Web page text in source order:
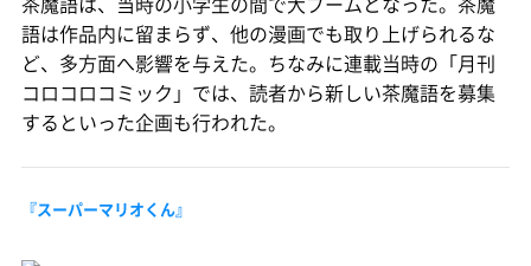
語は作品内に留まらず、他の漫画でも取り上げられるな
ど、多方面へ影響を与えた。ちなみに連載当時の「月刊
コロコロコミック」では、読者から新しい茶魔語を募集
するといった企画も行われた。
『スーパーマリオくん』